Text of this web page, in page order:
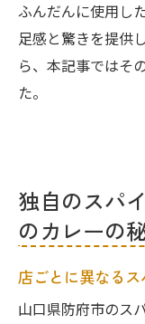
ふんだんに使用し
足感と驚きを提供
ら、本記事ではそ
た。
独自のスパ
のカレーの
店ごとに異なる
山口県防府市のス